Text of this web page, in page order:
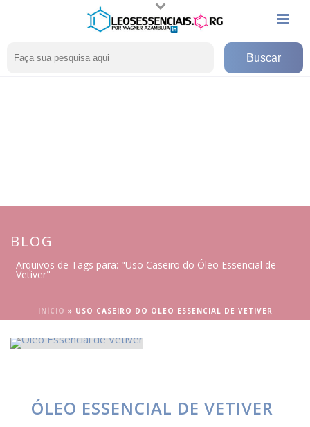
BLOG
Arquivos de Tags para: "Uso Caseiro do Óleo Essencial de
Vetiver"
INÍCIO » USO CASEIRO DO ÓLEO ESSENCIAL DE VETIVER
ÓLEO ESSENCIAL DE VETIVER